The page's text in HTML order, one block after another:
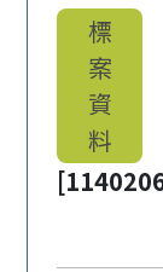
標
案
資
料